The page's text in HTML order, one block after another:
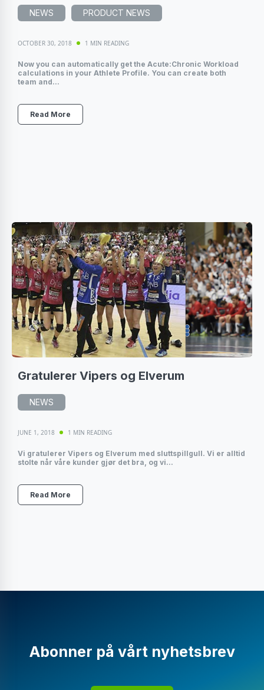
NEWS PRODUCT NEWS
OCTOBER 30, 2018 1 MIN READING
Now you can automatically get the Acute:Chronic Workload
calculations in your Athlete Profile. You can create both
team and...
Read More
Gratulerer Vipers og Elverum
NEWS
JUNE 1, 2018 1 MIN READING
Vi gratulerer Vipers og Elverum med sluttspillgull. Vi er alltid
stolte når våre kunder gjør det bra, og vi...
Read More
Abonner på vårt nyhetsbrev